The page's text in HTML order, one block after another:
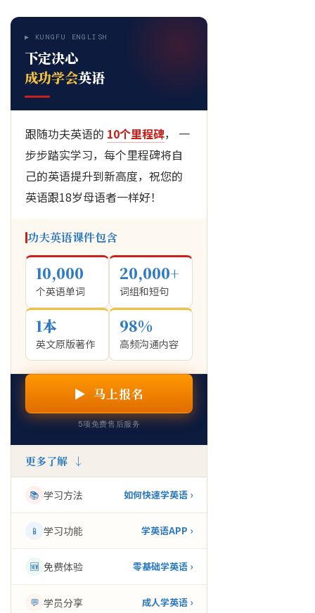
▶ KUNGFU ENGLISH
下定决心
成功学会英语
跟随功夫英语的 10个里程碑， 一
步步踏实学习，每个里程碑将自
己的英语提升到新高度，祝您的
英语跟18岁母语者一样好！
功夫英语课件包含
10,000
个英语单词
20,000+
词组和短句
1本
英文原版著作
98%
高频沟通内容
▶ 马上报名
5项免费售后服务
更多了解 ↓
📚 学习方法 如何快速学英语 ›
📱 学习功能 学英语APP ›
🆕 免费体验 零基础学英语 ›
💬 学员分享 成人学英语 ›